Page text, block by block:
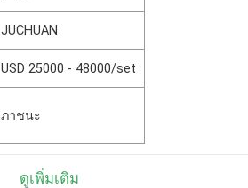
JUCHUAN
USD 25000 - 48000/set
ภาชนะ
ดูเพิ่มเติม